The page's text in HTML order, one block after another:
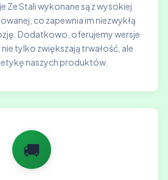
Ze Stali wykonane są z wysokiej
co zapewnia im niezwykłą
Dodatkowo, oferujemy wersje
tylko zwiększają trwałość, ale
naszych produktów.
🚚